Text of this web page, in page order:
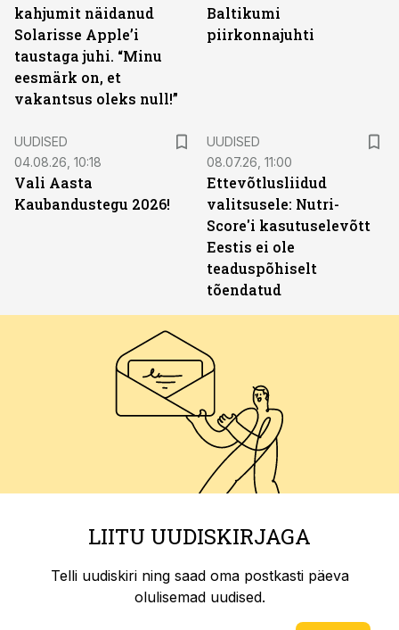
kahjumit näidanud
Solarisse Apple’i
taustaga juhi. “Minu
eesmärk on, et
vakantsus oleks null!”
Baltikumi
piirkonnajuhti
UUDISED
04.08.26, 10:18
Vali Aasta
Kaubandustegu 2026!
UUDISED
08.07.26, 11:00
Ettevõtlusliidud
valitsusele: Nutri-
Score'i kasutuselevõtt
Eestis ei ole
teaduspõhiselt
tõendatud
LIITU UUDISKIRJAGA
Telli uudiskiri ning saad oma postkasti päeva
olulisemad uudised.